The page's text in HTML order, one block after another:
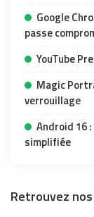
Google
passe
YouTube
Magic
verrouillage
Android 16
simplifiée
Retrouvez